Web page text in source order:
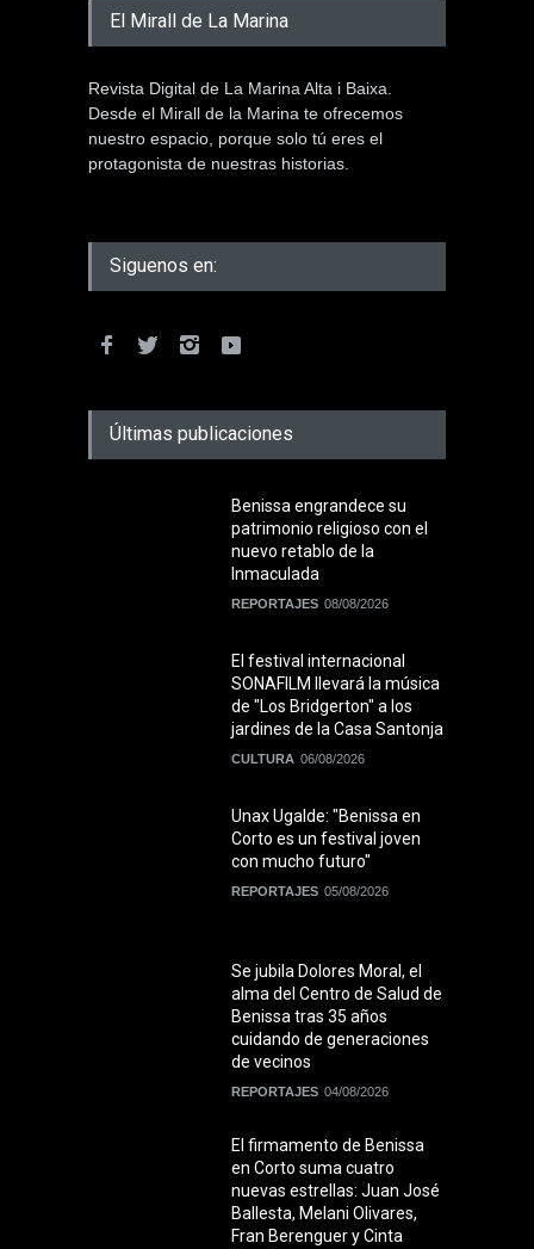
El Mirall de La Marina
Revista Digital de La Marina Alta i Baixa.
Desde el Mirall de la Marina te ofrecemos
nuestro espacio, porque solo tú eres el
protagonista de nuestras historias.
Siguenos en:
Últimas publicaciones
Benissa engrandece su
patrimonio religioso con el
nuevo retablo de la
Inmaculada
REPORTAJES 08/08/2026
El festival internacional
SONAFILM llevará la música
de "Los Bridgerton" a los
jardines de la Casa Santonja
CULTURA 06/08/2026
Unax Ugalde: "Benissa en
Corto es un festival joven
con mucho futuro"
REPORTAJES 05/08/2026
Se jubila Dolores Moral, el
alma del Centro de Salud de
Benissa tras 35 años
cuidando de generaciones
de vecinos
REPORTAJES 04/08/2026
El firmamento de Benissa
en Corto suma cuatro
nuevas estrellas: Juan José
Ballesta, Melani Olivares,
Fran Berenguer y Cinta